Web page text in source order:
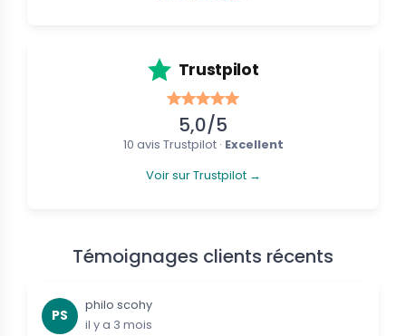
Trustpilot
5,0/5
10 avis Trustpilot · Excellent
Voir sur Trustpilot →
Témoignages clients récents
PS
philo scohy
il y a 3 mois